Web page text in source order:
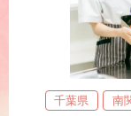
千葉県 南